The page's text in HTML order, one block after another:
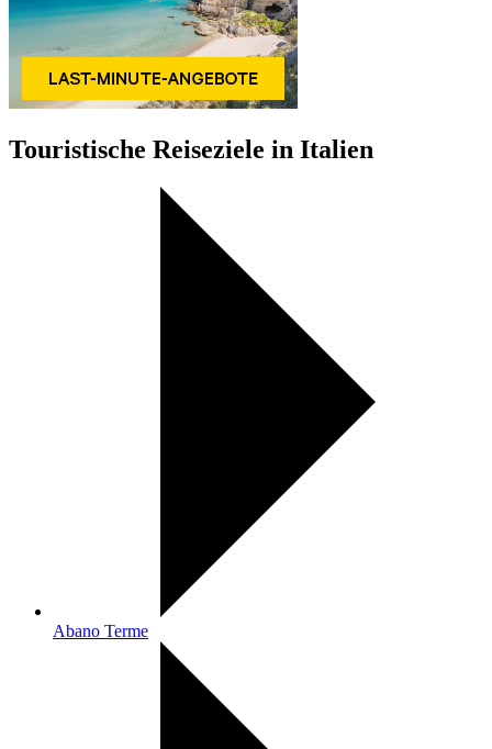
Touristische Reiseziele in Italien
Abano Terme